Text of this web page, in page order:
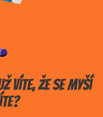
víte, že se myší